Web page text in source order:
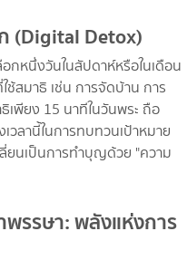
(Digital Detox)
อกหนึ่งวันในสัปดาห์หรือในเดือน
สมาธิ เช่น การจัดบ้าน การ
พียง 15 นาทีในวันพระ ถือ
วลานี้ในการทบทวนเป้าหมาย
ยนเป็นการทำบุญด้วย "ความ
พรรษา: พลังแห่งการ